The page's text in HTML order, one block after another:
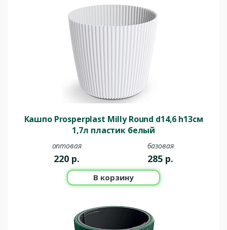
Кашпо Prosperplast Milly Round d14,6 h13см
1,7л пластик белый
оптовая
220 р.
базовая
285 р.
В корзину